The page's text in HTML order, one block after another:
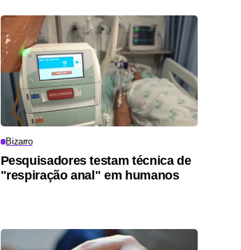
Bizarro
Pesquisadores testam técnica de
"respiração anal" em humanos